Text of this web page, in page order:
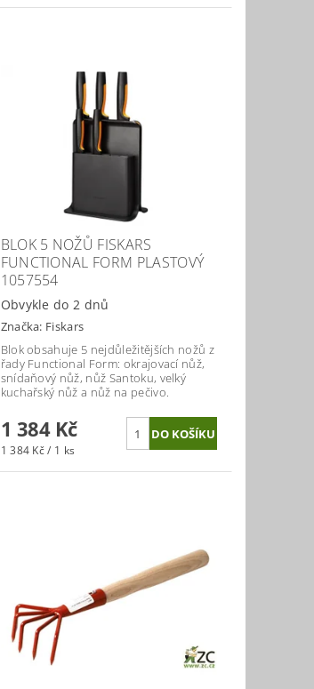
BLOK 5 NOŽŮ FISKARS
FUNCTIONAL FORM PLASTOVÝ
1057554
Obvykle do 2 dnů
Značka: Fiskars
Blok obsahuje 5 nejdůležitějších nožů z
řady Functional Form: okrajovací nůž,
snídaňový nůž, nůž Santoku, velký
kuchařský nůž a nůž na pečivo.
1 384 Kč
1 384 Kč / 1 ks